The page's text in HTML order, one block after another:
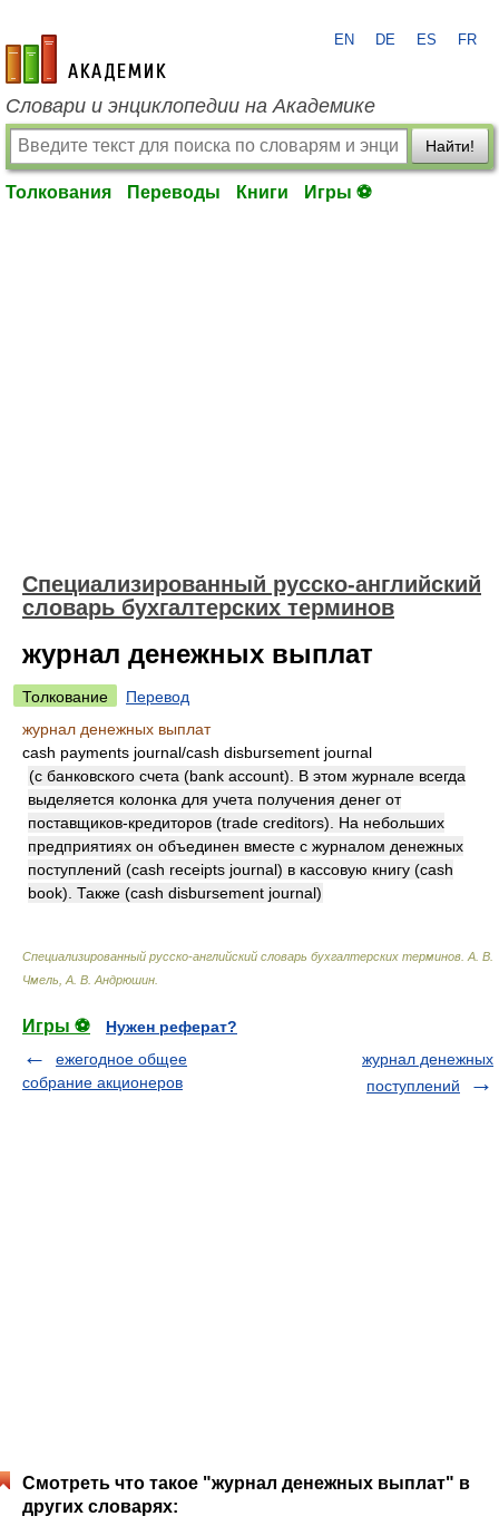
academic.ru
EN DE ES FR
Словари и энциклопедии на Академике
Найти!
Толкования Переводы Книги Игры ⚽
Специализированный русско-английский
словарь бухгалтерских терминов
журнал денежных выплат
Толкование
Перевод
журнал денежных выплат
cash payments journal/cash disbursement journal
(с банковского счета (bank account). В этом журнале всегда
выделяется колонка для учета получения денег от
поставщиков-кредиторов (trade creditors). На небольших
предприятиях он объединен вместе с журналом денежных
поступлений (cash receipts journal) в кассовую книгу (cash
book). Также (cash disbursement journal)
Специализированный русско-английский словарь бухгалтерских терминов А. В.
Чмель, А. В. Андрюшин
Игры ⚽
Нужен реферат?
ежегодное общее
собрание акционеров
журнал денежных
поступлений
Смотреть что такое "журнал денежных выплат" в
других словарях: